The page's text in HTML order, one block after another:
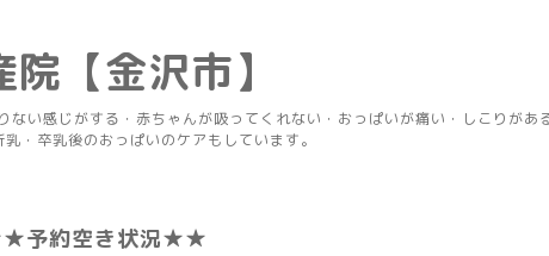
【金沢市】
い感じがする・赤ちゃんが吸ってくれない・おっぱいが痛い・しこりがあ
・卒乳後のおっぱいのケアもしています。
予約空き状況★★